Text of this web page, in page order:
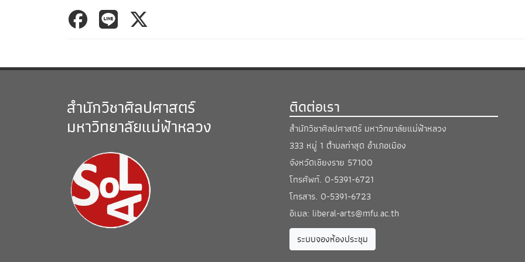
สำนักวิชาศิลปศาสตร์
มหาวิทยาลัยแม่ฟ้าหลวง
ติดต่อเรา
สำนักวิชาศิลปศาสตร์ มหาวิทยาลัยแม่ฟ้าหลวง
333 หมู่ 1 ตำบลท่าสุด อำเภอเมือง
จังหวัดเชียงราย 57100
โทรศัพท์. 0-5391-6721
โทรสาร. 0-5391-6723
อีเมล: liberal-arts@mfu.ac.th
ระบบจองห้องประชุม